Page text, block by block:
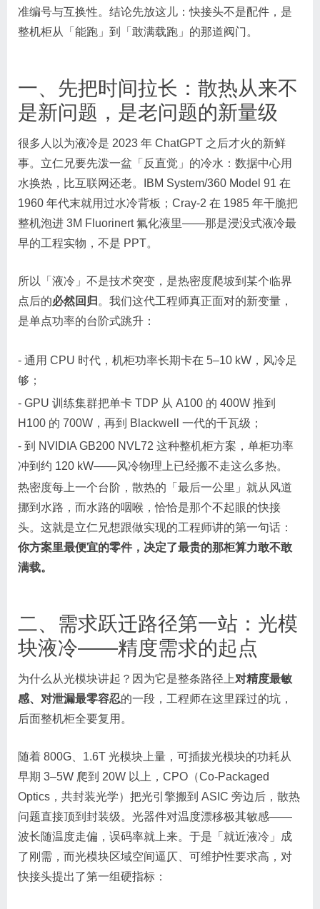
准编号与互换性。结论先放这儿：快接头不是配件，是
整机柜从「能跑」到「敢满载跑」的那道阀门。
一、先把时间拉长：散热从来不
是新问题，是老问题的新量级
很多人以为液冷是 2023 年 ChatGPT 之后才火的新鲜
事。立仁兄要先泼一盆「反直觉」的冷水：数据中心用
水换热，比互联网还老。IBM System/360 Model 91 在
1960 年代末就用过水冷背板；Cray-2 在 1985 年干脆把
整机泡进 3M Fluorinert 氟化液里——那是浸没式液冷最
早的工程实物，不是 PPT。
所以「液冷」不是技术突变，是热密度爬坡到某个临界
点后的必然回归 。我们这代工程师真正面对的新变量，
是单点功率的台阶式跳升：
- 通用 CPU 时代，机柜功率长期卡在 5–10 kW，风冷足
够；
- GPU 训练集群把单卡 TDP 从 A100 的 400W 推到
H100 的 700W，再到 Blackwell 一代的千瓦级；
- 到 NVIDIA GB200 NVL72 这种整机柜方案，单柜功率
冲到约 120 kW——风冷物理上已经搬不走这么多热。
热密度每上一个台阶，散热的「最后一公里」就从风道
挪到水路，而水路的咽喉，恰恰是那个不起眼的快接
头。这就是立仁兄想跟做实现的工程师讲的第一句话：
你方案里最便宜的零件，决定了最贵的那柜算力敢不敢
满载。
二、需求跃迁路径第一站：光模
块液冷——精度需求的起点
为什么从光模块讲起？因为它是整条路径上对精度最敏
感、对泄漏最零容忍的一段，工程师在这里踩过的坑，
后面整机柜全要复用。
随着 800G、1.6T 光模块上量，可插拔光模块的功耗从
早期 3–5W 爬到 20W 以上，CPO（Co-Packaged
Optics，共封装光学）把光引擎搬到 ASIC 旁边后，散热
问题直接顶到封装级。光器件对温度漂移极其敏感——
波长随温度走偏，误码率就上来。于是「就近液冷」成
了刚需，而光模块区域空间逼仄、可维护性要求高，对
快接头提出了第一组硬指标：